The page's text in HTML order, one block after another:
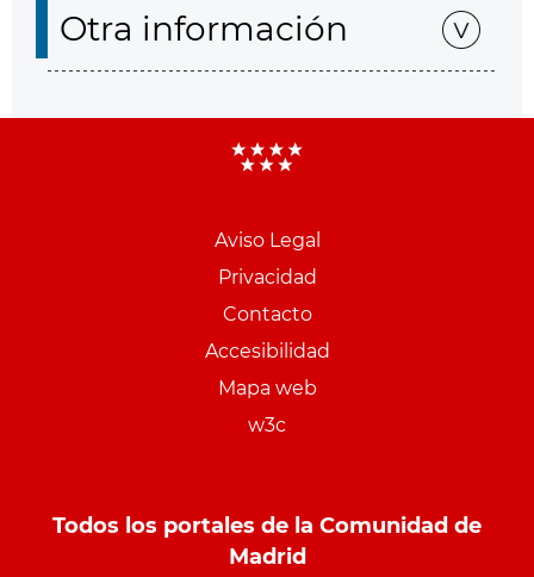
Otra información
Aviso Legal
Privacidad
Contacto
Accesibilidad
Mapa web
w3c
Todos los portales de la Comunidad de
Madrid